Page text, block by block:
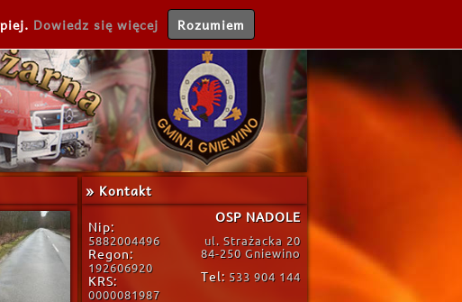
» Kontakt
Nip:
5882004496
Regon:
192606920
KRS:
0000081987
OSP NADOLE
ul. Strażacka 20
84-250 Gniewino
Tel: 533 904 144
Dowiedz się więcej Rozumiem